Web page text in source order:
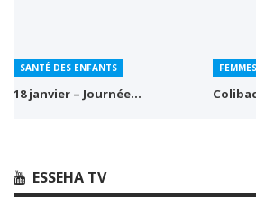
SANTÉ DES ENFANTS
18 janvier – Journée…
ESSEHA TV